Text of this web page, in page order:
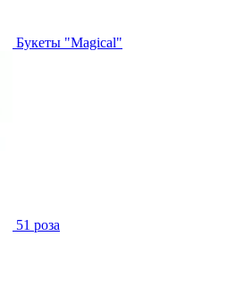
Букеты "Magical"
51 роза